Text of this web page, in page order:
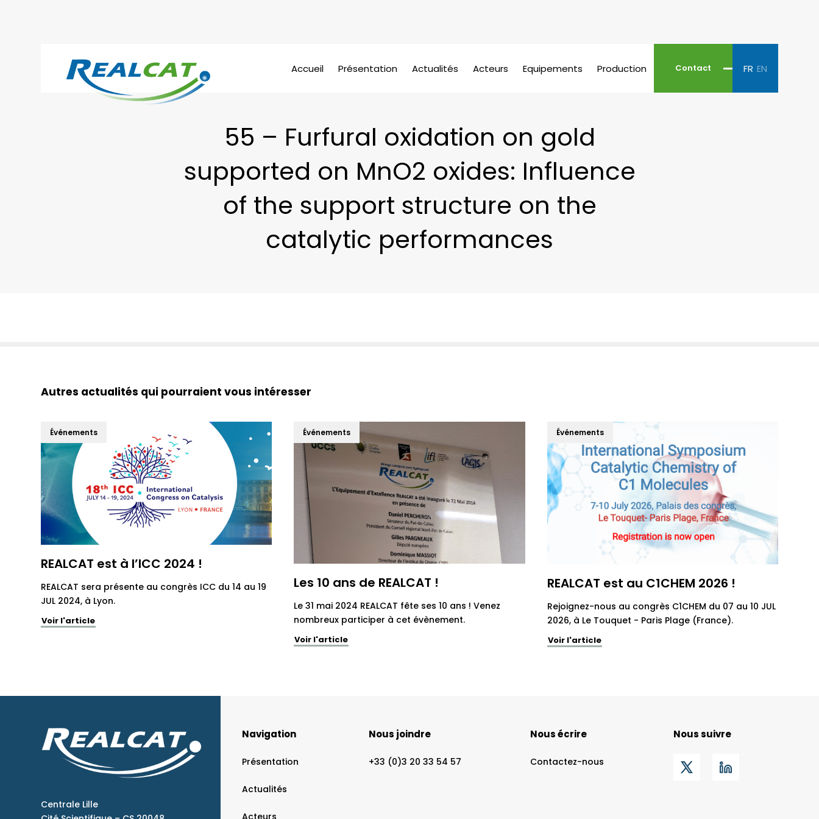
Accueil Présentation Actualités Acteurs Equipements Production Contact FR EN
55 – Furfural oxidation on gold
supported on MnO2 oxides: Influence
of the support structure on the
catalytic performances
Autres actualités qui pourraient vous intéresser
Événements
REALCAT est à l’ICC 2024 !
REALCAT sera présente au congrès ICC du 14 au 19
JUL 2024, à Lyon.
Voir l'article
Événements
Les 10 ans de REALCAT !
Le 31 mai 2024 REALCAT fête ses 10 ans ! Venez
nombreux participer à cet évènement.
Voir l'article
Événements
REALCAT est au C1CHEM 2026 !
Rejoignez-nous au congrès C1CHEM du 07 au 10 JUL
2026, à Le Touquet - Paris Plage (France).
Voir l'article
Centrale Lille
Navigation
Présentation
Actualités
Nous joindre
+33 (0)3 20 33 54 57
Nous écrire
Contactez-nous
Nous suivre